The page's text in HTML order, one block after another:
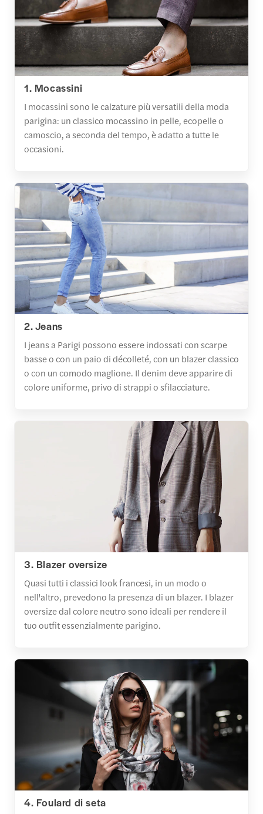
1. Mocassini
I mocassini sono le calzature più versatili della moda
parigina: un classico mocassino in pelle, ecopelle o
camoscio, a seconda del tempo, è adatto a tutte le
occasioni.
2. Jeans
I jeans a Parigi possono essere indossati con scarpe
basse o con un paio di décolleté, con un blazer classico
o con un comodo maglione. Il denim deve apparire di
colore uniforme, privo di strappi o sfilacciature.
3. Blazer oversize
Quasi tutti i classici look francesi, in un modo o
nell'altro, prevedono la presenza di un blazer. I blazer
oversize dal colore neutro sono ideali per rendere il
tuo outfit essenzialmente parigino.
4. Foulard di seta